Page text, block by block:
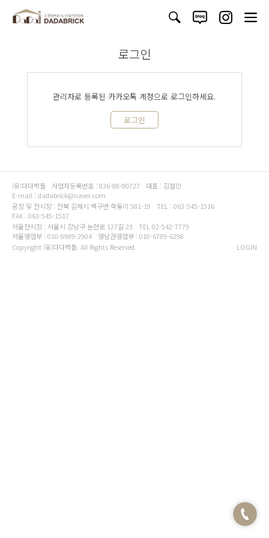
로그인
관리자로 등록된 카카오톡 계정으로 로그인하세요.
로그인
(유)다다벽돌 사업자등록번호 : 836-88-00727
대표 : 김철민
E-mail : dadabrick@naver.com
공장 및 전시장 : 전북 김제시 백구면 학동리 581-19
TEL : 063-545-1516
FAX : 063-545-1517
서울전시장 : 서울시 강남구 논현로 127길 23
TEL 02-542-7779
서울영업부 : 010-8989-2904
영남권영업부 : 010-6789-6298
Copyright (유)다다벽돌. All Rights Reserved.
LOGIN